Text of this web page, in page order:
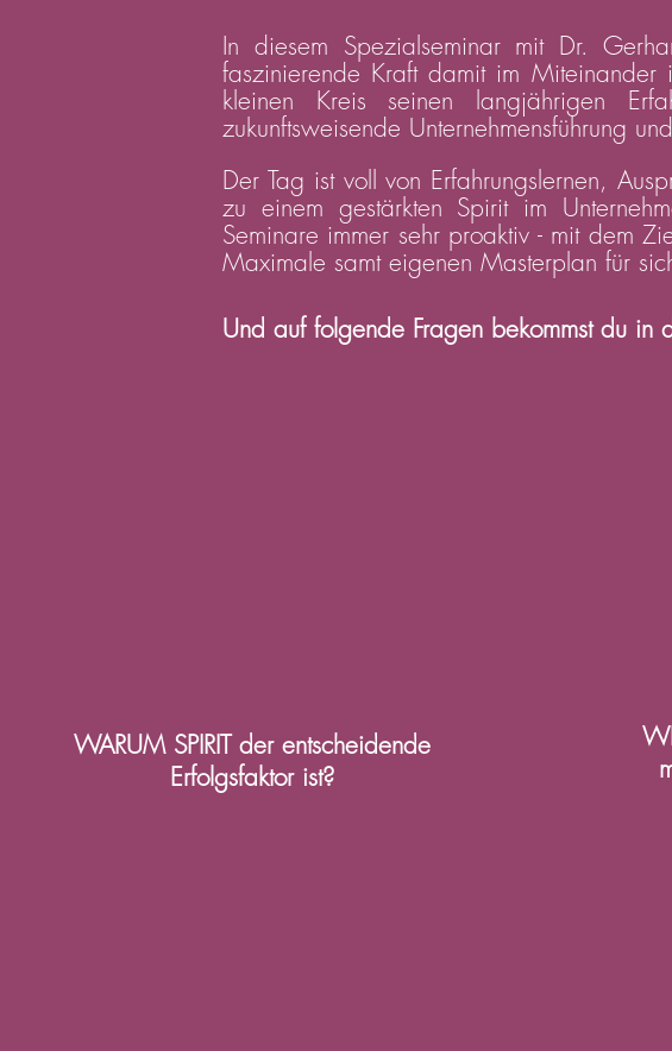
In diesem Spezialseminar mit Dr.
faszinierende Kraft damit im Miteinander
kleinen Kreis seinen langjährigen
zukunftsweisende Unternehmensführung
Der Tag ist voll von Erfahrungslernen,
zu einem gestärkten Spirit im
Seminare immer sehr proaktiv - mit dem
Maximale samt eigenen Masterplan für
Und auf folgende Fragen bekommst du in
WARUM SPIRIT der entscheidende
Erfolgsfaktor ist?